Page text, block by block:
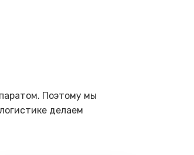
Поэтому мы
делаем